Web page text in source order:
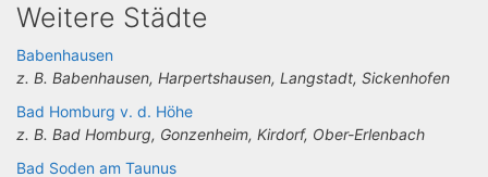
Weitere Städte
Babenhausen
z. B. Babenhausen, Harpertshausen, Langstadt, Sickenhofen
Bad Homburg v. d. Höhe
z. B. Bad Homburg, Gonzenheim, Kirdorf, Ober-Erlenbach
Bad Soden am Taunus